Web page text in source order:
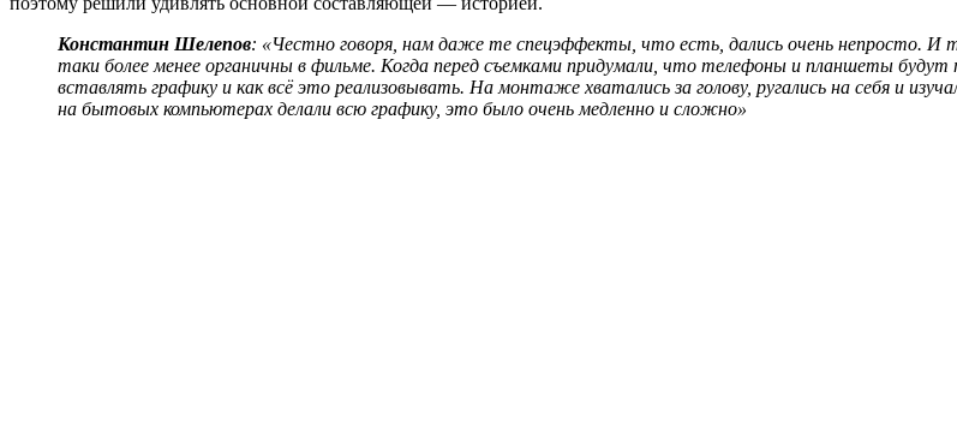
Константин Шелепов: «Честно говоря, нам даже те спецэффекты, что есть, дались очень непросто.
таки более менее органичны в фильме. Когда перед съемками придумали, что телефоны и планшеты
вставлять графику и как всё это реализовывать. На монтаже хватались за голову, ругались на себя и
на бытовых компьютерах делали всю графику, это было очень медленно и сложно»